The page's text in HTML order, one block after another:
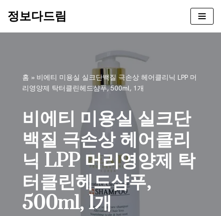
정보다드림
홈 » 비에티 미용실 실크단백질 극손상 헤어클리닉 LPP 머
리영양제 탁터클린헤드샴푸, 500ml, 1개
비에티 미용실 실크단
백질 극손상 헤어클리
닉 LPP 머리영양제 탁
터클린헤드샴푸,
500ml, 1개